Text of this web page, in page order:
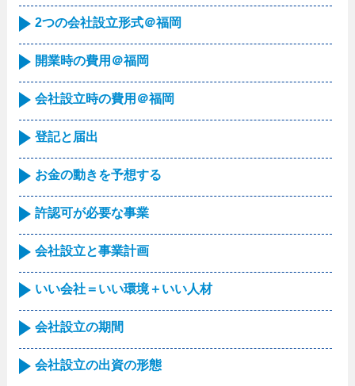
2つの会社設立形式＠福岡
開業時の費用＠福岡
会社設立時の費用＠福岡
登記と届出
お金の動きを予想する
許認可が必要な事業
会社設立と事業計画
いい会社＝いい環境＋いい人材
会社設立の期間
会社設立の出資の形態